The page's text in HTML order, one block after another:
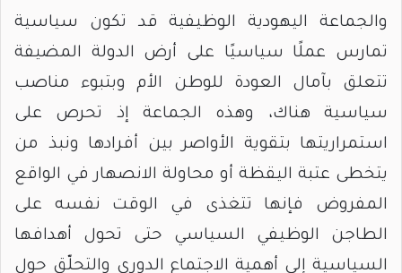
والجماعة اليهودية الوظيفية قد تكون سياسية
تمارس عملًا سياسيًا على أرض الدولة المضيفة
تتعلق بآمال العودة للوطن الأم وبتبوء مناصب
سياسية هناك، وهذه الجماعة إذ تحرص على
استمراريتها بتقوية الأواصر بين أفرادها ونبذ من
يتخطى عتبة اليقظة أو محاولة الانصهار في الواقع
المفروض فإنها تتغذى في الوقت نفسه على
الطاجن الوظيفي السياسي حتى تحول أهدافها
السياسية إلى أهمية الاجتماع الدوري والتحلّق حول